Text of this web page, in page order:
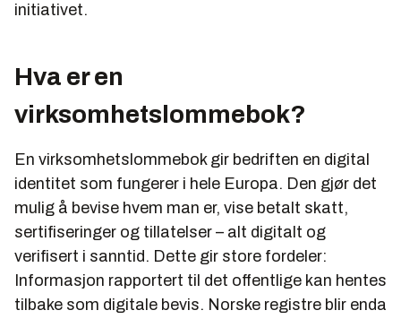
initiativet.
Hva er en
virksomhetslommebok?
En virksomhetslommebok gir bedriften en digital
identitet som fungerer i hele Europa. Den gjør det
mulig å bevise hvem man er, vise betalt skatt,
sertifiseringer og tillatelser – alt digitalt og
verifisert i sanntid. Dette gir store fordeler:
Informasjon rapportert til det offentlige kan hentes
tilbake som digitale bevis. Norske registre blir enda